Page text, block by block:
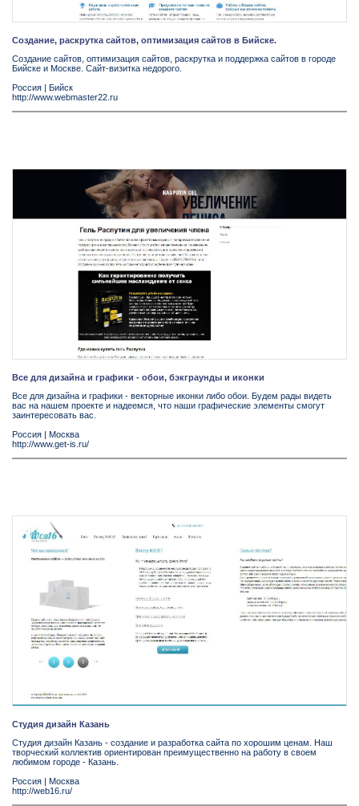
Создание, раскрутка сайтов, оптимизация сайтов в Бийске.
Создание сайтов, оптимизация сайтов, раскрутка и поддержка сайтов в городе
Бийске и Москве. Сайт-визитка недорого.
Россия | Бийск
http://www.webmaster22.ru
Все для дизайна и графики - обои, бэкграунды и иконки
Все для дизайна и графики - векторные иконки либо обои. Будем рады видеть
вас на нашем проекте и надеемся, что наши графические элементы смогут
заинтересовать вас.
Россия | Москва
http://www.get-is.ru/
Студия дизайн Казань
Студия дизайн Казань - создание и разработка сайта по хорошим ценам. Наш
творческий коллектив ориентирован преимущественно на работу в своем
любимом городе - Казань.
Россия
Москва
http://web16.ru/